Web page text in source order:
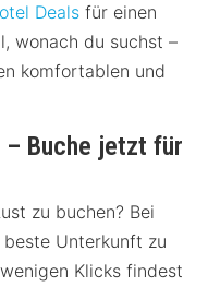
Deals für einen
wonach du suchst –
komfortablen und
– Buche jetzt für
zu buchen? Bei
Unterkunft zu
Klicks findest